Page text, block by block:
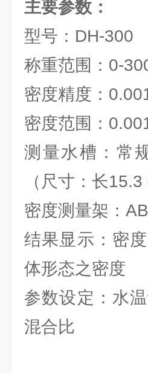
主要参数：
型号：DH-300
称重范围：0-
密度精度：
密度范围：
测量水槽：常
（尺寸：长
密度测量架：
结果显示：密
体形态之密度
参数设定：水
混合比